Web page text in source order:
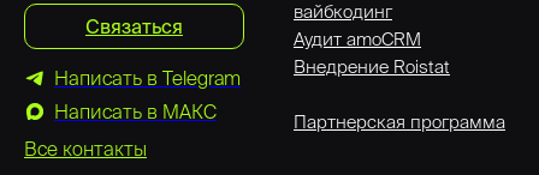
Связаться
Написать в Telegram
Написать в MAКС
Все контакты
вайбкодинг
Аудит amoCRM
Внедрение Roistat
Партнерская программа